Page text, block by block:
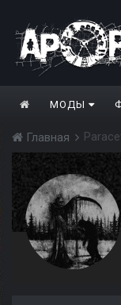
МОДЫ
Главная